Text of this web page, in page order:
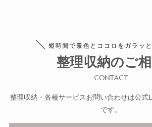
短時間で景色とココロをガラッ
整理収納のご
CONTACT
整理収納・各種サービスお問い合わせは公式
です。